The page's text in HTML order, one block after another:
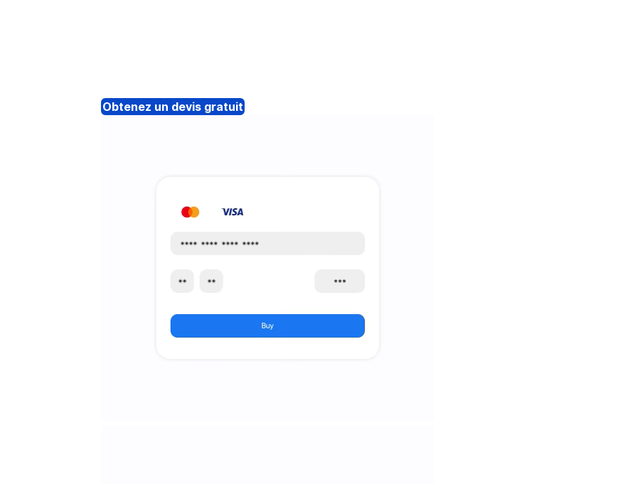
Obtenez un devis gratuit